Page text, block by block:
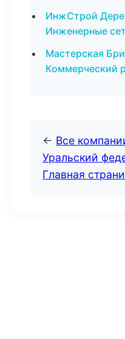
ИнжСтрой
Инженерные
Мастерская
Коммерческий
← Все
Уральский
Главная